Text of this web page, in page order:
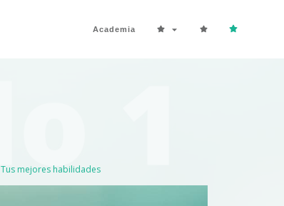
Academia
Tus mejores habilidades